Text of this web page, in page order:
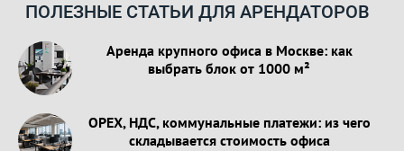
ПОЛЕЗНЫЕ СТАТЬИ ДЛЯ АРЕНДАТОРОВ
Аренда крупного офиса в Москве: как
выбрать блок от 1000 м²
OPEX, НДС, коммунальные платежи: из чего
складывается стоимость офиса